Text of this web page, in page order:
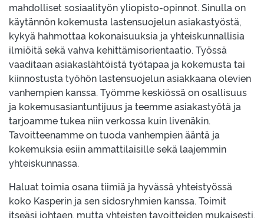
mahdolliset sosiaalityön yliopisto-opinnot. Sinulla on
käytännön kokemusta lastensuojelun asiakastyöstä,
kykyä hahmottaa kokonaisuuksia ja yhteiskunnallisia
ilmiöitä sekä vahva kehittämisorientaatio. Työssä
vaaditaan asiakaslähtöistä työtapaa ja kokemusta tai
kiinnostusta työhön lastensuojelun asiakkaana olevien
vanhempien kanssa. Työmme keskiössä on osallisuus
ja kokemusasiantuntijuus ja teemme asiakastyötä ja
tarjoamme tukea niin verkossa kuin livenäkin.
Tavoitteenamme on tuoda vanhempien ääntä ja
kokemuksia esiin ammattilaisille sekä laajemmin
yhteiskunnassa.
Haluat toimia osana tiimiä ja hyvässä yhteistyössä
koko Kasperin ja sen sidosryhmien kanssa. Toimit
itseäsi johtaen, mutta yhteisten tavoitteiden mukaisesti.